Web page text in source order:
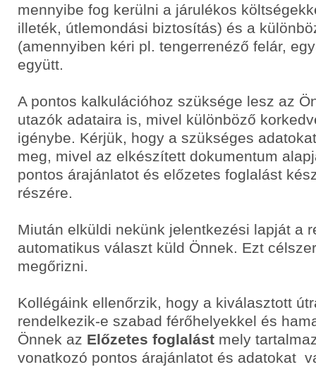
mennyibe fog kerülni a járulékos
illeték, útlemondási biztosítás) és a
(amennyiben kéri pl. tengerrenéző felár,
együtt.
A pontos kalkulációhoz szüksége lesz az
utazók adataira is, mivel különböző
igénybe. Kérjük, hogy a szükséges
meg, mivel az elkészített dokumentum
pontos árajánlatot és előzetes foglalást
részére.
Miután elküldi nekünk jelentkezési lapját a
automatikus választ küld Önnek. Ezt
megőrizni.
Kollégáink ellenőrzik, hogy a kiválasztott
rendelkezik-e szabad férőhelyekkel és
Önnek az Előzetes foglalást mely
vonatkozó pontos árajánlatot és adatokat